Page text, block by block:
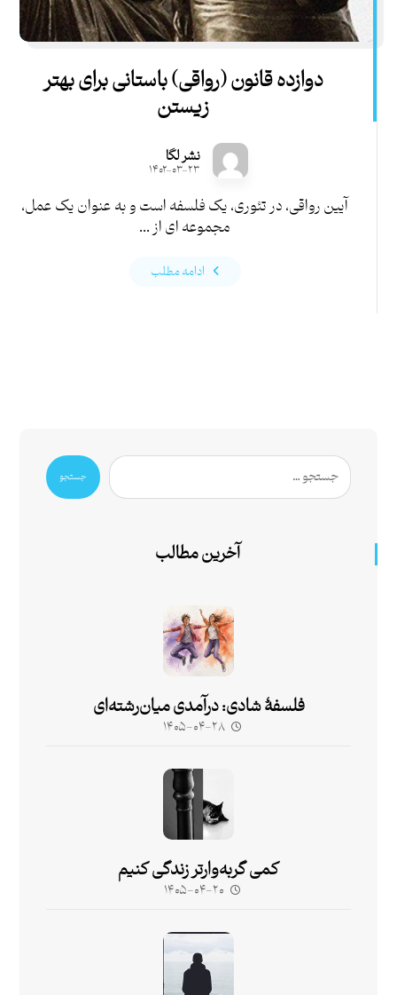
دوازده قانون (رواقی) باستانی برای بهتر
زیستن
نشر لگا
۱۴۰۲-۰۳-۲۳
آیین رواقی، در تئوری، یک فلسفه است و به عنوان یک عمل،
مجموعه ای از ...
ادامه مطلب
جستجو
آخرین مطالب
فلسفۀ شادی: درآمدی میان‌رشته‌ای
۱۴۰۵-۰۴-۲۸
کمی گربه‌وارتر زندگی کنیم
۱۴۰۵-۰۴-۲۰